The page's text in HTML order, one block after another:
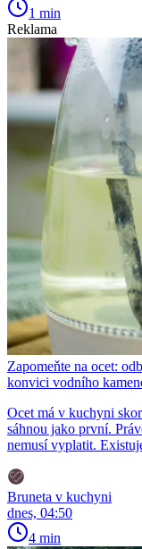
1 min
Reklama
Zapomeňte na ocet:
konvici vodního
Ocet má v kuchyni
sáhnou jako první.
nemusí vyplatit.
Bruneta v kuchyni
dnes, 04:50
4 min